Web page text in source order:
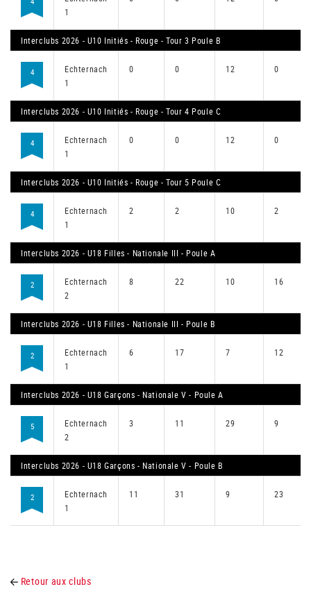
1
Interclubs 2026 - U10 Initiés - Rouge - Tour 3 Poule B
4
Echternach
1
0 0 12 0
Interclubs 2026 - U10 Initiés - Rouge - Tour 4 Poule C
4
Echternach
1
0 0 12 0
Interclubs 2026 - U10 Initiés - Rouge - Tour 5 Poule C
4
Echternach
1
2 2 10 2
Interclubs 2026 - U18 Filles - Nationale III - Poule A
2
Echternach
2
8 22 10 16
Interclubs 2026 - U18 Filles - Nationale III - Poule B
2
Echternach
1
6 17 7 12
Interclubs 2026 - U18 Garçons - Nationale V - Poule A
5
Echternach
2
3 11 29 9
Interclubs 2026 - U18 Garçons - Nationale V - Poule B
2
Echternach
1
11 31 9 23
Retour aux clubs